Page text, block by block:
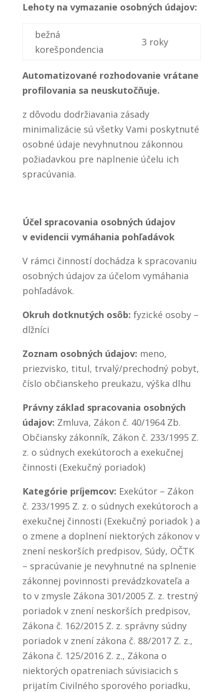
Lehoty na vymazanie osobných údajov:
bežná
korešpondencia
3 roky
Automatizované rozhodovanie vrátane
profilovania sa neuskutočňuje.
z dôvodu dodržiavania zásady
minimalizácie sú všetky Vami poskytnuté
osobné údaje nevyhnutnou zákonnou
požiadavkou pre naplnenie účelu ich
spracúvania.
Účel spracovania osobných údajov
v evidencii vymáhania pohľadávok
V rámci činností dochádza k spracovaniu
osobných údajov za účelom vymáhania
pohľadávok.
Okruh dotknutých osôb: fyzické osoby –
dlžníci
Zoznam osobných údajov: meno,
priezvisko, titul, trvalý/prechodný pobyt,
číslo občianskeho preukazu, výška dlhu
Právny základ spracovania osobných
údajov: Zmluva, Zákon č. 40/1964 Zb.
Občiansky zákonník, Zákon č. 233/1995 Z.
z. o súdnych exekútoroch a exekučnej
činnosti (Exekučný poriadok)
Kategórie príjemcov: Exekútor – Zákon
č. 233/1995 Z. z. o súdnych exekútoroch a
exekučnej činnosti (Exekučný poriadok ) a
o zmene a doplnení niektorých zákonov v
znení neskorších predpisov, Súdy, OČTK
– spracúvanie je nevyhnutné na splnenie
zákonnej povinnosti prevádzkovateľa a
to v zmysle Zákona 301/2005 Z. z. trestný
poriadok v znení neskorších predpisov,
Zákona č. 162/2015 Z. z. správny súdny
poriadok v znení zákona č. 88/2017 Z. z.,
Zákona č. 125/2016 Z. z., Zákona o
niektorých opatreniach súvisiacich s
prijatím Civilného sporového poriadku,